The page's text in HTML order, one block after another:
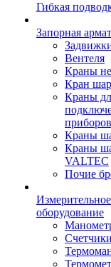
Гибкая
Запорная
Вентеля
Краны
Кран
Краны
приборов
Краны
Краны
VALTEC
Почие
Измерительное
оборудование
Счетчики